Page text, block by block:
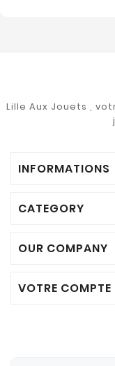
Lille Aux Jouets ,
INFORMATIONS
CATEGORY
OUR COMPANY
VOTRE COMPTE